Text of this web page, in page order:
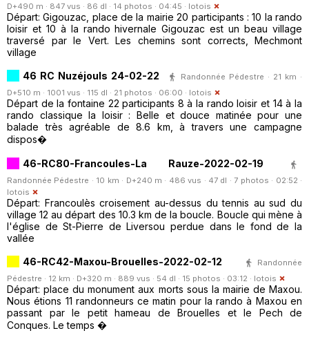
D+490 m · 847 vus · 86 dl · 14 photos · 04:45 · lotois
Départ: Gigouzac, place de la mairie 20 participants : 10 la rando
loisir et 10 à la rando hivernale Gigouzac est un beau village
traversé par le Vert. Les chemins sont corrects, Mechmont
village
46 RC Nuzéjouls 24-02-22
Randonnée Pédestre · 21 km ·
D+510 m · 1001 vus · 115 dl · 21 photos · 06:00 · lotois
Départ de la fontaine 22 participants 8 à la rando loisir et 14 à la
rando classique la loisir : Belle et douce matinée pour une
balade très agréable de 8.6 km, à travers une campagne
dispos�
46-RC80-Francoules-La Rauze-2022-02-19
Randonnée Pédestre · 10 km · D+240 m · 486 vus · 47 dl · 7 photos · 02:52 ·
lotois
Départ: Francoulès croisement au-dessus du tennis au sud du
village 12 au départ des 10.3 km de la boucle. Boucle qui mène à
l'église de St-Pierre de Liversou perdue dans le fond de la
vallée
46-RC42-Maxou-Brouelles-2022-02-12
Randonnée
Pédestre · 12 km · D+320 m · 889 vus · 54 dl · 15 photos · 03:12 · lotois
Départ: place du monument aux morts sous la mairie de Maxou.
Nous étions 11 randonneurs ce matin pour la rando à Maxou en
passant par le petit hameau de Brouelles et le Pech de
Conques. Le temps �